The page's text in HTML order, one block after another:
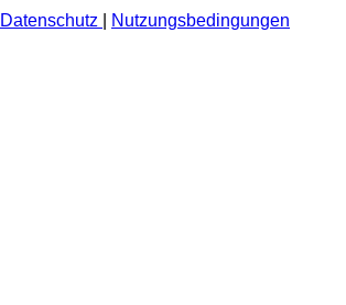
Datenschutz
Nutzungsbedingungen